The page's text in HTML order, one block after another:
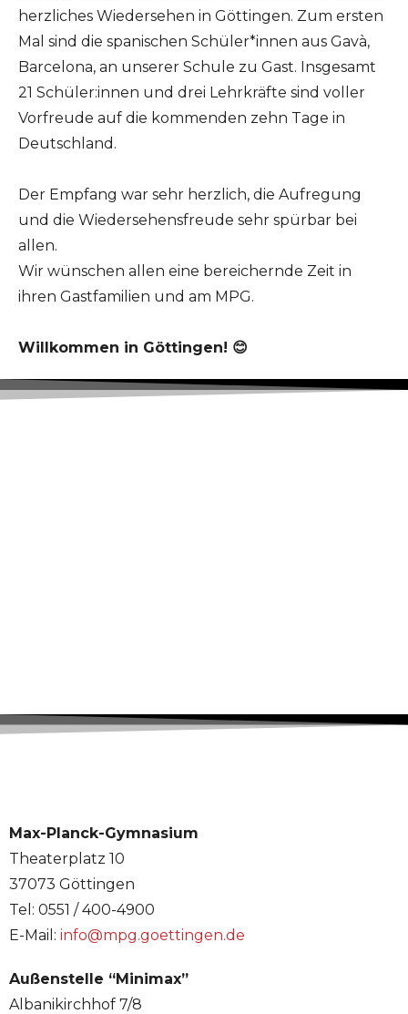
herzliches Wiedersehen in Göttingen. Zum ersten
Mal sind die spanischen Schüler*innen aus Gavà,
Barcelona, an unserer Schule zu Gast. Insgesamt
21 Schüler:innen und drei Lehrkräfte sind voller
Vorfreude auf die kommenden zehn Tage in
Deutschland.
Der Empfang war sehr herzlich, die Aufregung
und die Wiedersehensfreude sehr spürbar bei
allen.
Wir wünschen allen eine bereichernde Zeit in
ihren Gastfamilien und am MPG.
Willkommen in Göttingen! 😊
Max-Planck-Gymnasium
Theaterplatz 10
37073 Göttingen
Tel: 0551 / 400-4900
E-Mail: info@mpg.goettingen.de
Außenstelle “Minimax”
Albanikirchhof 7/8